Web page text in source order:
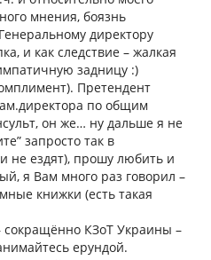
мнения, боязнь
директору
и как следствие – жалкая
задницу :)
Претендент
по общим
он же… ну дальше я не
запросто так в
не ездят), прошу любить и
я Вам много раз говорил –
книжки (есть такая
сокращённо КЗоТ Украины –
ерундой.